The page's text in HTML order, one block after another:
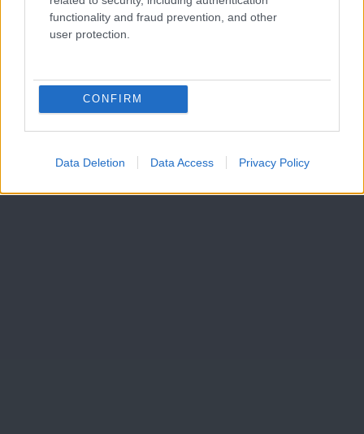
functionality and fraud prevention, and other
user protection.
CONFIRM
Data Deletion Data Access Privacy Policy